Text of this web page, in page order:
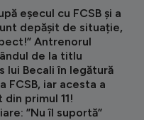
eșecul cu FCSB și a
depășit de situație,
Antrenorul
de la titlu
lui Becali în legătură
FCSB, iar acesta a
primul 11!
”Nu îl suportă”